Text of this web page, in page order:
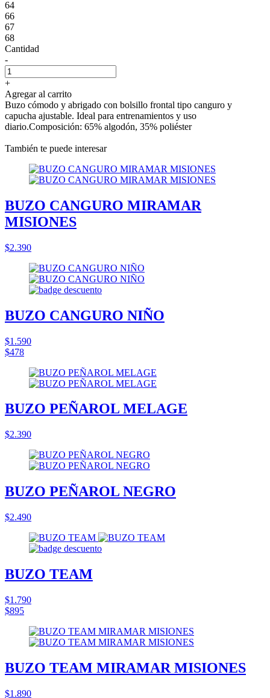
64
66
67
68
Cantidad
-
+
Agregar al carrito
Buzo cómodo y abrigado con bolsillo frontal tipo canguro y
capucha ajustable. Ideal para entrenamientos y uso
diario.Composición: 65% algodón, 35% poliéster
También te puede interesar
BUZO CANGURO MIRAMAR
MISIONES
$2.390
BUZO CANGURO NIÑO
$1.590
$478
BUZO PEÑAROL MELAGE
$2.390
BUZO PEÑAROL NEGRO
$2.490
BUZO TEAM
$1.790
$895
BUZO TEAM MIRAMAR MISIONES
$1.890